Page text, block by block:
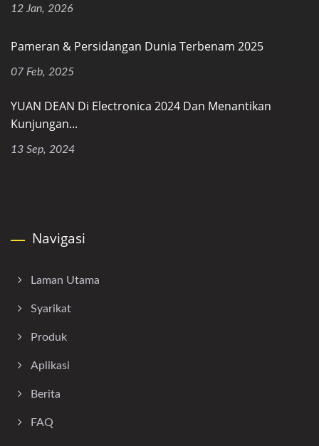
12 Jan, 2026
Pameran & Persidangan Dunia Terbenam 2025
07 Feb, 2025
YUAN DEAN Di Electronica 2024 Dan Menantikan
Kunjungan...
13 Sep, 2024
Navigasi
Laman Utama
Syarikat
Produk
Aplikasi
Berita
FAQ